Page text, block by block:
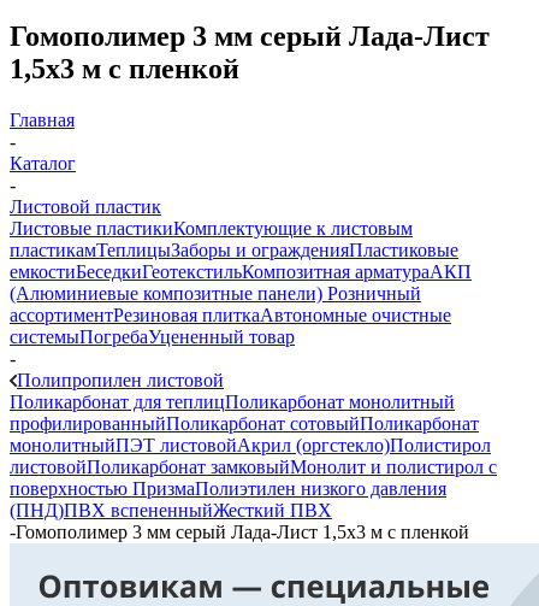
Гомополимер 3 мм серый Лада-Лист
1,5х3 м с пленкой
Главная
-
Каталог
-
Листовой пластик
Листовые пластикиКомплектующие к листовым
пластикамТеплицыЗаборы и огражденияПластиковые
емкостиБеседкиГеотекстильКомпозитная арматураАКП
(Алюминиевые композитные панели) Розничный
ассортиментРезиновая плиткаАвтономные очистные
системыПогребаУцененный товар
-
Полипропилен листовой
Поликарбонат для теплицПоликарбонат монолитный
профилированныйПоликарбонат сотовыйПоликарбонат
монолитныйПЭТ листовойАкрил (оргстекло)Полистирол
листовойПоликарбонат замковыйМонолит и полистирол с
поверхностью ПризмаПолиэтилен низкого давления
(ПНД)ПВХ вспененныйЖесткий ПВХ
-Гомополимер 3 мм серый Лада-Лист 1,5х3 м с пленкой